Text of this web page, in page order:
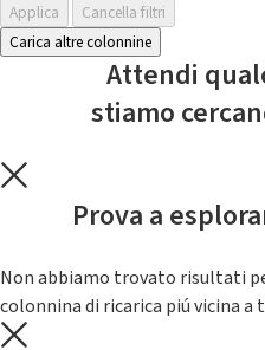
Applica
Cancella filtri
Carica altre colonnine
Attendi
stiamo
Prova a
Non abbiamo trovato risultati
colonnina di ricarica piú vicina